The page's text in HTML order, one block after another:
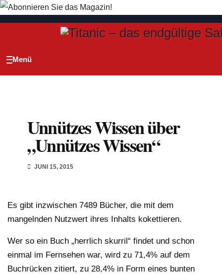
Zum
Unnützes Wissen über
„Unnützes Wissen“
JUNI 15, 2015
Es gibt inzwischen 7489 Bücher, die mit dem
mangelnden Nutzwert ihres Inhalts kokettieren.
Wer so ein Buch „herrlich skurril“ findet und schon
einmal im Fernsehen war, wird zu 71,4% auf dem
Buchrücken zitiert, zu 28,4% in Form eines bunten